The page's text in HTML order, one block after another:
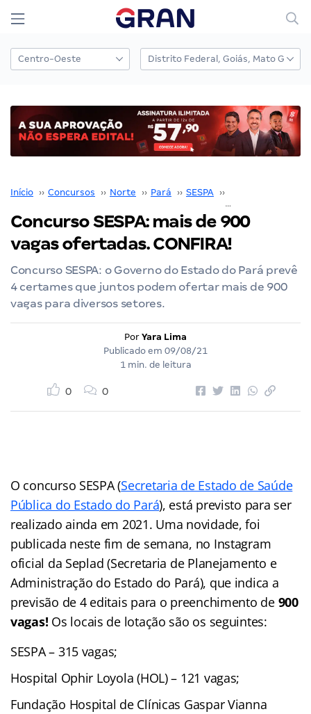
Início ›› Concursos ›› Norte ›› Pará ›› SESPA ››
Concurso SESPA: mais de 900
vagas ofertadas. CONFIRA!
Concurso SESPA: o Governo do Estado do Pará prevê
4 certames que juntos podem ofertar mais de 900
vagas para diversos setores.
Por Yara Lima
Publicado em 09/08/21
1 min. de leitura
0 0
O concurso SESPA (Secretaria de Estado de Saúde
Pública do Estado do Pará), está previsto para ser
realizado ainda em 2021. Uma novidade, foi
publicada neste fim de semana, no Instagram
oficial da Seplad (Secretaria de Planejamento e
Administração do Estado do Pará), que indica a
previsão de 4 editais para o preenchimento de900
vagas! Os locais de lotação são os seguintes:
SESPA – 315 vagas;
Hospital Ophir Loyola (HOL) – 121 vagas;
Fundação Hospital de Clínicas Gaspar Vianna